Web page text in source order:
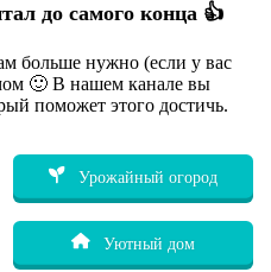
до самого конца 👍
больше нужно (если у вас
🙂 В нашем канале вы
поможет этого достичь.
Урожайный огород
Уютный дом